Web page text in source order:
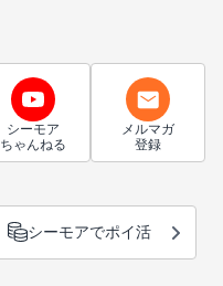
シーモア
ちゃんねる
メルマガ
登録
シーモアでポイ活